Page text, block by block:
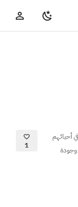
أحيائهم
وجودة
1